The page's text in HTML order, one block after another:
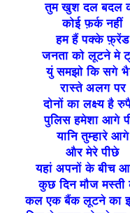
तुम खुश दल बदल
कोई फ़र्क नहीं
हम हैं पक्के फ़्रेंड
जनता को लूटने मे
युं समझो कि सगे
रास्ते अलग पर
दोनों का लक्ष्य है
पुलिस हमेशा आगे
यानि तुम्हारे आगे
और मेरे पीछे
यहां अपनों के बीच
कुछ दिन मौज मस्ती
कल एक बैंक लूटने का